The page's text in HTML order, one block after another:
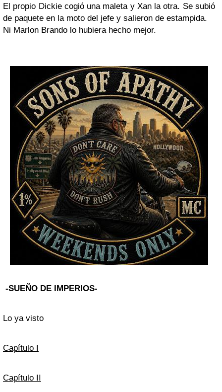
El propio Dickiecogió una maleta y Xan la otra. Se subió
de paquete en la moto del jefe y salieron de estampida.
Ni Marlon Brando lo hubiera hecho mejor.
-SUEÑO DE IMPERIOS-
Lo ya visto
Capítulo I
Capítulo II